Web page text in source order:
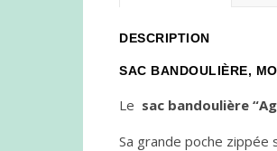
DESCRIPTION
SAC BANDOULIÈRE,
Le sac bandoulière
Sa grande poche